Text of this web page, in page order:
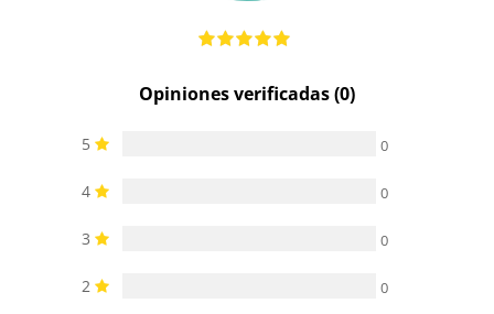
Opiniones verificadas (0)
5 0
4 0
3 0
2 0